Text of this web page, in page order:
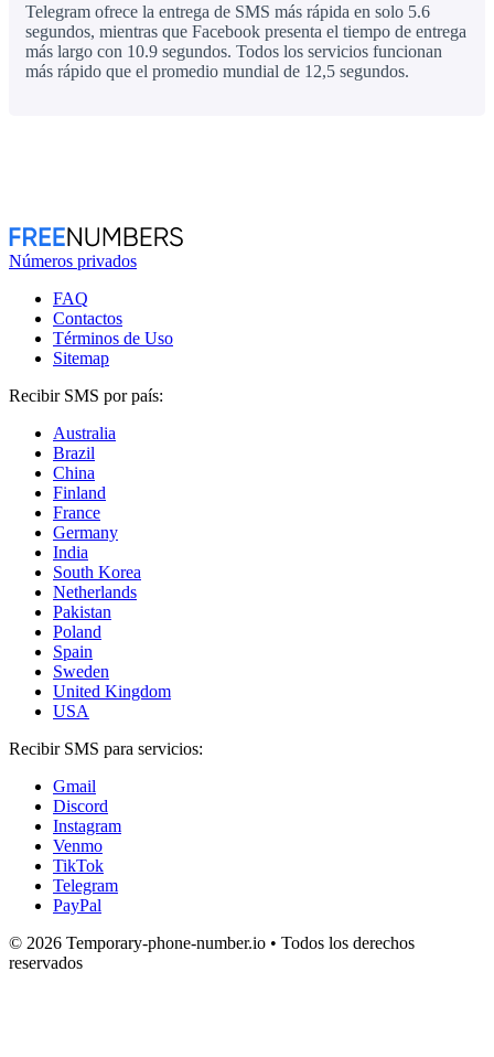
Telegram ofrece la entrega de SMS más rápida en solo 5.6
segundos, mientras que Facebook presenta el tiempo de entrega
más largo con 10.9 segundos. Todos los servicios funcionan
más rápido que el promedio mundial de 12,5 segundos.
Números privados
FAQ
Contactos
Términos de Uso
Sitemap
Recibir SMS por país:
Australia
Brazil
China
Finland
France
Germany
India
South Korea
Netherlands
Pakistan
Poland
Spain
Sweden
United Kingdom
USA
Recibir SMS para servicios:
Gmail
Discord
Instagram
Venmo
TikTok
Telegram
PayPal
© 2026 Temporary-phone-number.io • Todos los derechos
reservados